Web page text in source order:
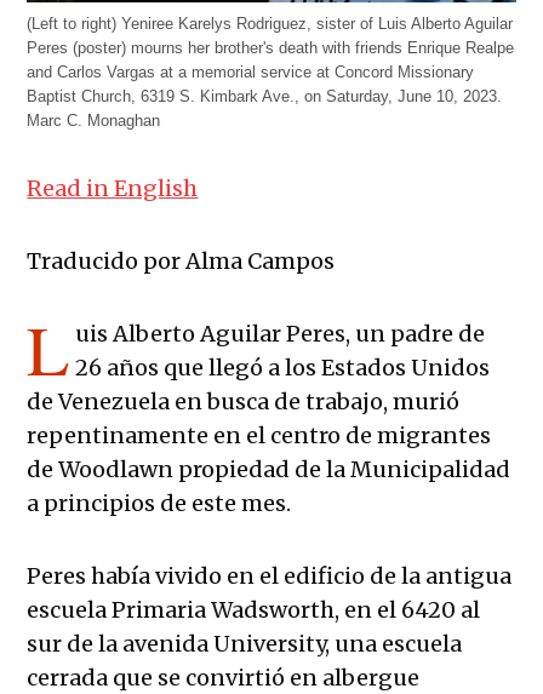
(Left to right) Yeniree Karelys Rodriguez, sister of Luis Alberto Aguilar
Peres (poster) mourns her brother's death with friends Enrique Realpe
and Carlos Vargas at a memorial service at Concord Missionary
Baptist Church, 6319 S. Kimbark Ave., on Saturday, June 10, 2023.
Marc C. Monaghan
Read in English
Traducido por Alma Campos
L uis Alberto Aguilar Peres, un padre de
26 años que llegó a los Estados Unidos
de Venezuela en busca de trabajo, murió
repentinamente en el centro de migrantes
de Woodlawn propiedad de la Municipalidad
a principios de este mes.
Peres había vivido en el edificio de la antigua
escuela Primaria Wadsworth, en el 6420 al
sur de la avenida University, una escuela
cerrada que se convirtió en albergue